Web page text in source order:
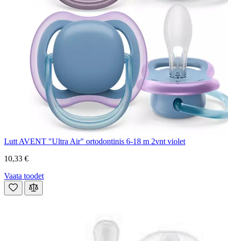
Lutt AVENT "Ultra Air" ortodontinis 6-18 m 2vnt violet
10,33 €
Vaata toodet